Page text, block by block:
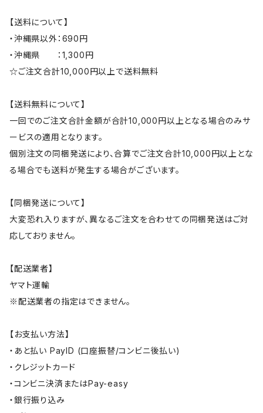
【送料について】
・沖縄県以外：690円
・沖縄県 ：1,300円
☆ご注文合計10,000円以上で送料無料
【送料無料について】
一回でのご注文合計金額が合計10,000円以上となる場合のみサ
ービスの適用となります。
個別注文の同梱発送により、合算でご注文合計10,000円以上とな
る場合でも送料が発生する場合がございます。
【同梱発送について】
大変恐れ入りますが、異なるご注文を合わせての同梱発送はご対
応しておりません。
【配送業者】
ヤマト運輸
※配送業者の指定はできません。
【お支払い方法】
・あと払い PayID (口座振替/コンビニ後払い)
・クレジットカード
・コンビニ決済またはPay-easy
・銀行振り込み